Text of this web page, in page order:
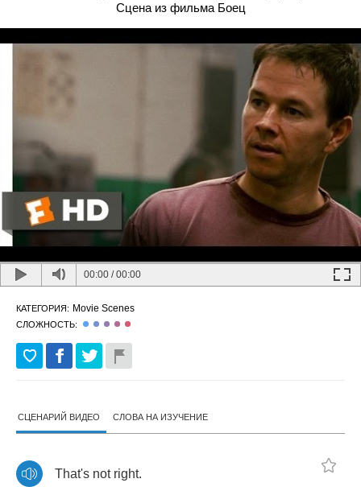
Сцена из фильма Боец
00:00 /00:00
КАТЕГОРИЯ: Movie Scenes
СЛОЖНОСТЬ:
СЦЕНАРИЙ ВИДЕО СЛОВА НА ИЗУЧЕНИЕ
That's not right.